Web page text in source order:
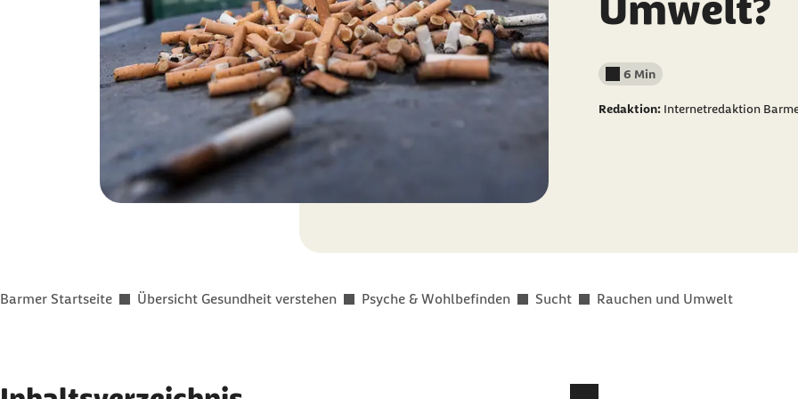
Lesedauer weniger als
6 Min
Redaktion: Internetredaktion
Sie befinden sich hier:
Barmer Startseite Übersicht Gesundheit verstehen Psyche & Wohlbefinden Sucht Rauchen und Umwelt